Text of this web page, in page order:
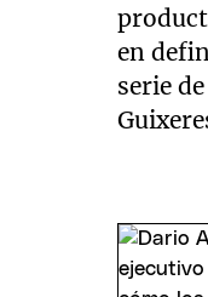
en
serie